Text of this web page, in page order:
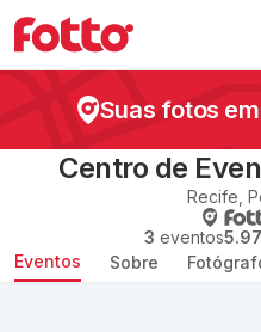
Suas fotos
Centro de
Recife
3 eventos
Eventos
Sobre